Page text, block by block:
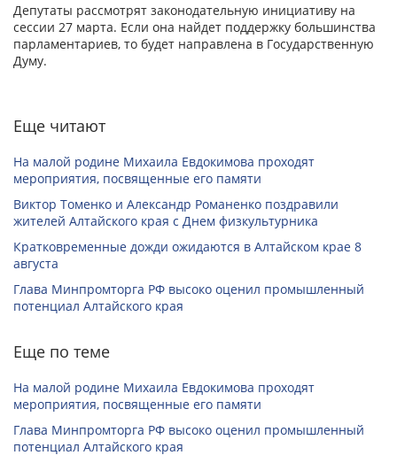
Депутаты рассмотрят законодательную инициативу на
сессии 27 марта. Если она найдет поддержку большинства
парламентариев, то будет направлена в Государственную
Думу.
Еще читают
На малой родине Михаила Евдокимова проходят
мероприятия, посвященные его памяти
Виктор Томенко и Александр Романенко поздравили
жителей Алтайского края с Днем физкультурника
Кратковременные дожди ожидаются в Алтайском крае 8
августа
Глава Минпромторга РФ высоко оценил промышленный
потенциал Алтайского края
Еще по теме
На малой родине Михаила Евдокимова проходят
мероприятия, посвященные его памяти
Глава Минпромторга РФ высоко оценил промышленный
потенциал Алтайского края